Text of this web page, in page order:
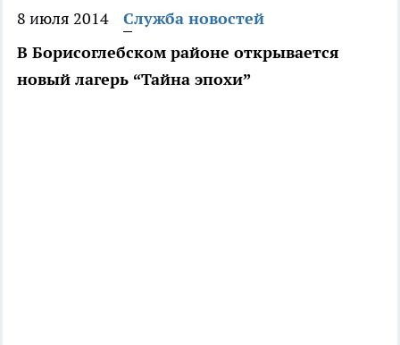
8 июля 2014
Служба новостей
В Борисоглебском районе открывается
новый лагерь “Тайна эпохи”